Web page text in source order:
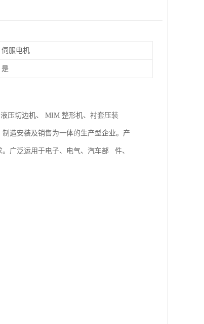
伺服电机
是
压切边机、 MIM 整形机、衬套压装
造安装及销售为一体的生产型企业。产
广泛运用于电子、电气、汽车部 件、